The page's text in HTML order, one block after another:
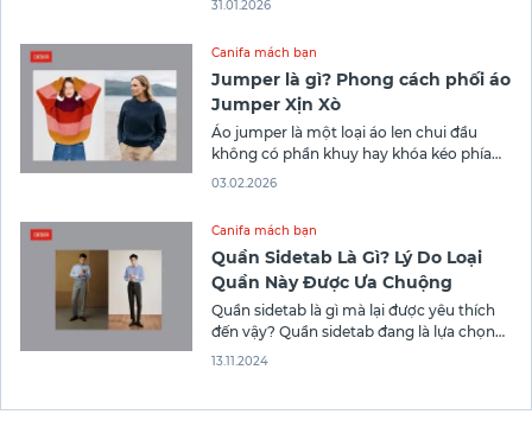
trang, Canifa luôn sẵn sàng mang đến
cho bạn
31.01.2026
Canifa mách bạn
Jumper là gì? Phong cách phối áo
Jumper Xịn Xò
Áo jumper là một loại áo len chui đầu
không có phần khuy hay khóa kéo phía
trước
03.02.2026
Canifa mách bạn
Quần Sidetab Là Gì? Lý Do Loại
Quần Này Được Ưa Chuộng
Quần sidetab là gì mà lại được yêu thích
đến vậy? Quần sidetab đang là lựa chọn
hàng đầu của những người yêu thích sự
13.11.2024